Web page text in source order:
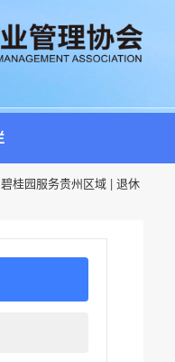
桂园服务贵州区域 | 退休